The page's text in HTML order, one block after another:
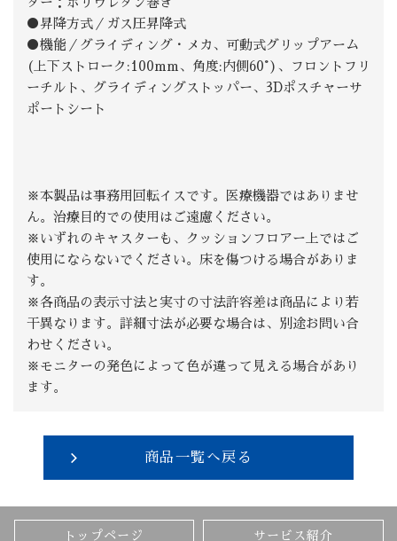
●昇降方式／ガス圧昇降式
●機能／グライディング・メカ、可動式グリップアーム
(上下ストローク:100mm、角度:内側60°)、フロントフリ
ーチルト、グライディングストッパー、3Dポスチャーサ
ポートシート
※本製品は事務用回転イスです。医療機器ではありませ
ん。治療目的での使用はご遠慮ください。
※いずれのキャスターも、クッションフロアー上ではご
使用にならないでください。床を傷つける場合がありま
す。
※各商品の表示寸法と実寸の寸法許容差は商品により若
干異なります。詳細寸法が必要な場合は、別途お問い合
わせください。
※モニターの発色によって色が違って見える場合があり
ます。
商品一覧へ戻る
トップページ サービス紹介